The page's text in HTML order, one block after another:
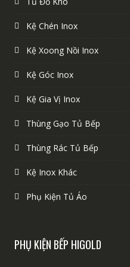
Kệ Chén Inox
Kệ Xoong Nồi Inox
Kệ Góc Inox
Kệ Gia Vị Inox
Thùng Gạo Tủ Bếp
Thùng Rác Tủ Bếp
Kệ Inox Khác
Phụ Kiện Tủ Áo
PHỤ KIỆN BẾP HIGOLD